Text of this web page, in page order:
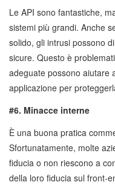
Le API sono fantastiche,
sistemi più grandi. Anche
solido, gli intrusi possono
sicure. Questo è
adeguate possono aiutare
applicazione per
#6. Minacce interne
È una buona pratica
Sfortunatamente, molte
fiducia o non riescono a
della loro fiducia sul front-